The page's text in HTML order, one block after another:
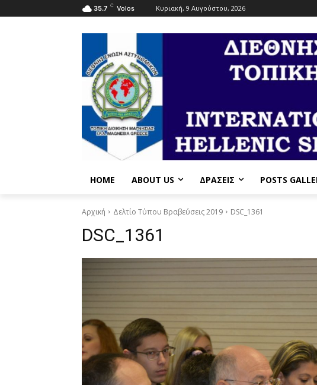
35.7 C Volos Κυριακή, 9 Αυγούστου, 2026
HOME ABOUT US ΔΡΆΣΕΙΣ POSTS
Αρχική Δελτίο Τύπου Βραβεύσεις 2019 DSC_1361
DSC_1361